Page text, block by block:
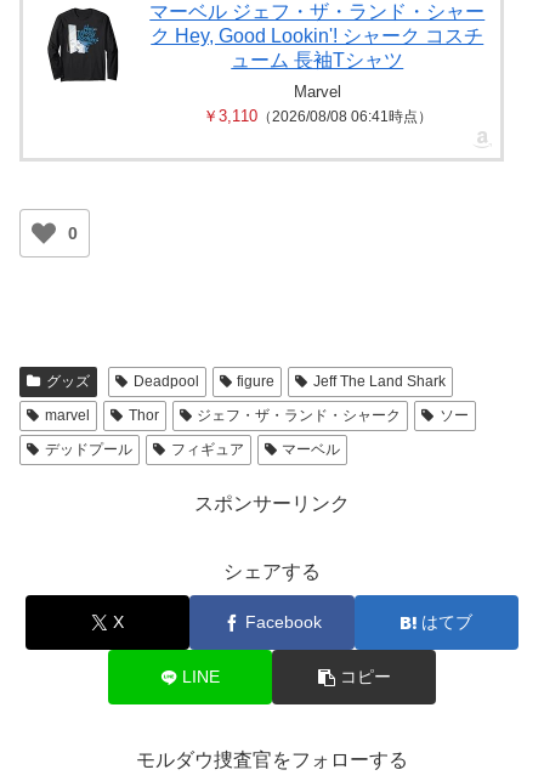
マーベル ジェフ・ザ・ランド・シャー
ク Hey, Good Lookin'! シャーク コスチ
ューム 長袖Tシャツ
Marvel
￥3,110（2026/08/08 06:41時点）
0
グッズ Deadpool figure
Jeff The Land Shark
marvel
Thor ジェフ・ザ・ランド・シャーク
ソー
デッドプール
フィギュア マーベル
スポンサーリンク
シェアする
X Facebook はてブ
LINE コピー
モルダウ捜査官をフォローする